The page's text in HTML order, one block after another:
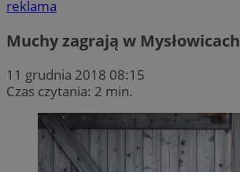
reklama
Muchy zagrają w Mysłowicach
11 grudnia 2018 08:15
Czas czytania: 2 min.